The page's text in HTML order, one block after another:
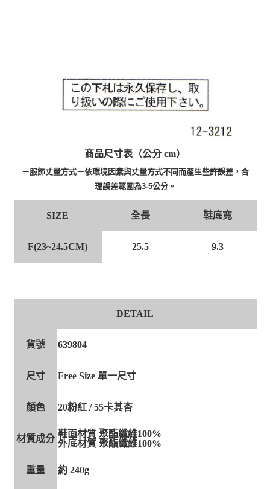
商品尺寸表（公分 cm）
－服飾丈量方式－依環境因素與丈量方式不同而產生些許誤差，合
理誤差範圍為3-5公分。
SIZE 全長 鞋底寬
F(23~24.5CM) 25.5 9.3
DETAIL
貨號 639804
尺寸 Free Size 單一尺寸
顏色 20粉紅 / 55卡其杏
材質成分 鞋面材質 聚酯纖維100%
外底材質 聚酯纖維100%
重量 約 240g